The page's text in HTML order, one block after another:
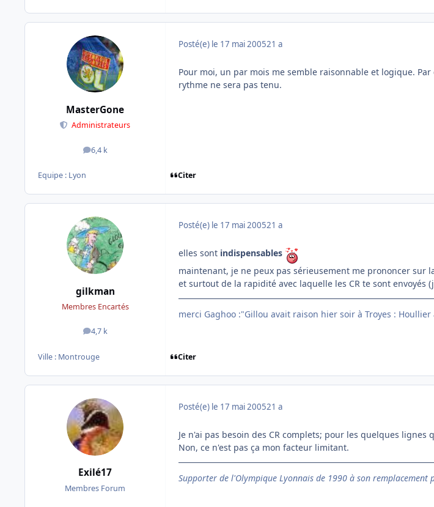
MasterGone
Administrateurs
6,4 k
messages
Equipe : Lyon
Posté(e) le 17 mai 200521 a
Pour moi, un par mois me semble raisonnable et logique.
rythme ne sera pas tenu.
Citer
gilkman
Membres Encartés
4,7 k
messages
Ville : Montrouge
Posté(e) le 17 mai 200521 a
elles sont indispensables
maintenant, je ne peux pas sérieusement me prononcer sur
et surtout de la rapidité avec laquelle les CR te sont envoyés
merci Gaghoo :"Gillou avait raison hier soir à Troyes :
Citer
Exilé17
Membres Forum
Posté(e) le 17 mai 200521 a
Je n'ai pas besoin des CR complets; pour les quelques
Non, ce n'est pas ça mon facteur limitant.
Supporter de l'Olympique Lyonnais de 1990 à son remplacement